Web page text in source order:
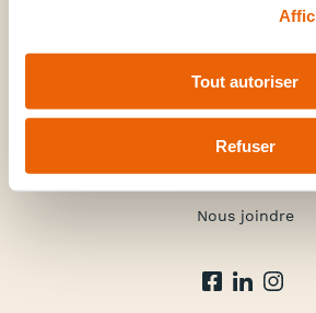
Tout autoriser
Refuser
Forfaits et tarifs
FAQ
Nouvelles
Nous joindre